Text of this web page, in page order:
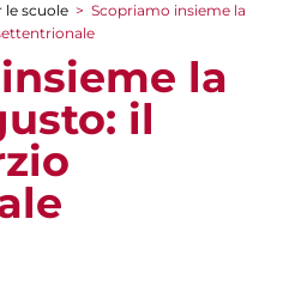
le scuole > Scopriamo insieme la
la
il